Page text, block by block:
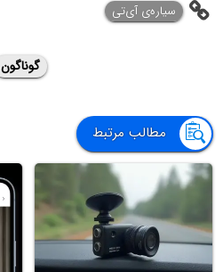
‌سیاره‌ی آی‌تی
گوناگون
مطالب مرتبط